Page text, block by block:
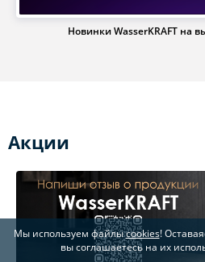
Новинки WasserKRAFT на
Акции
Мы используем файлыcookies!
вы соглашаетесь на их